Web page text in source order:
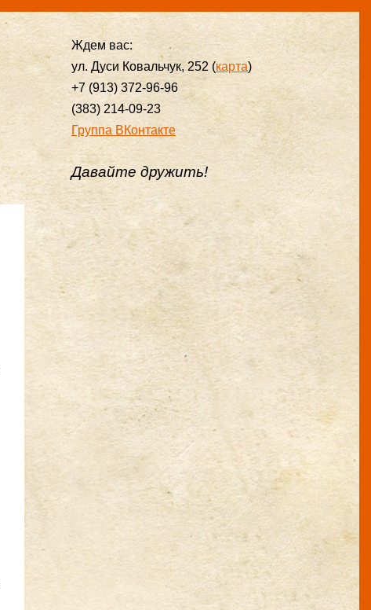
Ждем вас:
ул. Дуси Ковальчук, 252 (карта)
+7 (913) 372-96-96
(383) 214-09-23
Группа ВКонтакте
Давайте дружить!